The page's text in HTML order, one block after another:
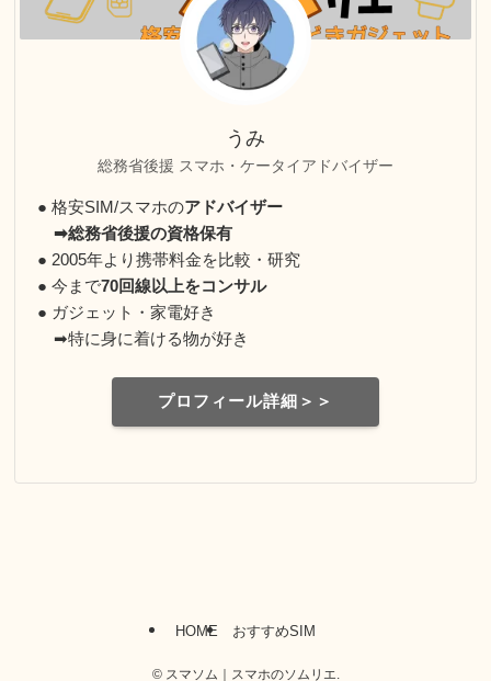
うみ
総務省後援 スマホ・ケータイアドバイザー
● 格安SIM/スマホのアドバイザー
➡総務省後援の資格保有
● 2005年より携帯料金を比較・研究
● 今まで70回線以上をコンサル
● ガジェット・家電好き
➡特に身に着ける物が好き
プロフィール詳細＞＞
HOME おすすめSIM
©スマソム｜スマホのソムリエ.